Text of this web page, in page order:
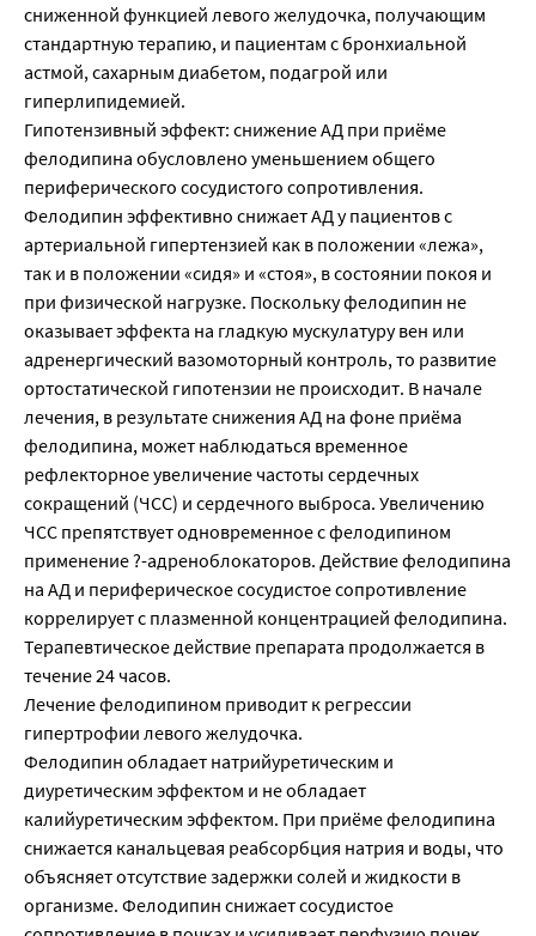
сниженной функцией левого желудочка, получающим
стандартную терапию, и пациентам с бронхиальной
астмой, сахарным диабетом, подагрой или
гиперлипидемией.
Гипотензивный эффект: снижение АД при приёме
фелодипина обусловлено уменьшением общего
периферического сосудистого сопротивления.
Фелодипин эффективно снижает АД у пациентов с
артериальной гипертензией как в положении «лежа»,
так и в положении «сидя» и «стоя», в состоянии покоя и
при физической нагрузке. Поскольку фелодипин не
оказывает эффекта на гладкую мускулатуру вен или
адренергический вазомоторный контроль, то развитие
ортостатической гипотензии не происходит. В начале
лечения, в результате снижения AД на фоне приёма
фелодипина, может наблюдаться временное
рефлекторное увеличение частоты сердечных
сокращений (ЧСС) и сердечного выброса. Увеличению
ЧСС препятствует одновременное с фелодипином
применение ?-адреноблокаторов. Действие фелодипина
на АД и периферическое сосудистое сопротивление
коррелирует с плазменной концентрацией фелодипина.
Терапевтическое действие препарата продолжается в
течение 24 часов.
Лечение фелодипином приводит к регрессии
гипертрофии левого желудочка.
Фелодипин обладает натрийуретическим и
диуретическим эффектом и не обладает
калийуретическим эффектом. При приёме фелодипина
снижается канальцевая реабсорбция натрия и воды, что
объясняет отсутствие задержки солей и жидкости в
организме. Фелодипин снижает сосудистое